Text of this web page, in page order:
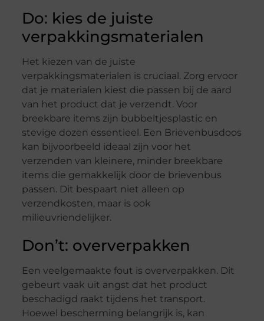
Do: kies de juiste
verpakkingsmaterialen
Het kiezen van de juiste
verpakkingsmaterialen is cruciaal. Zorg ervoor
dat je materialen kiest die passen bij de aard
van het product dat je verzendt. Voor
breekbare items zijn bubbeltjesplastic en
stevige dozen essentieel. Een Brievenbusdoos
kan bijvoorbeeld ideaal zijn voor het
verzenden van kleinere, minder breekbare
items die gemakkelijk door de brievenbus
passen. Dit bespaart niet alleen op
verzendkosten, maar is ook
milieuvriendelijker.
Don’t: oververpakken
Een veelgemaakte fout is oververpakken. Dit
gebeurt vaak uit angst dat het product
beschadigd raakt tijdens het transport.
Hoewel bescherming belangrijk is, kan